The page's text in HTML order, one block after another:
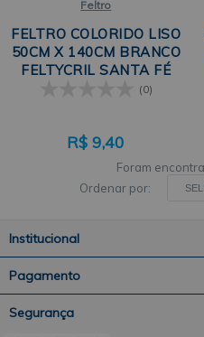
Feltro
FELTRO COLORIDO LISO
50CM X 140CM BRANCO
FELTYCRIL SANTA FÉ
(0)
R$ 9,40
Ordenar por:
Institucional
Pagamento
Segurança